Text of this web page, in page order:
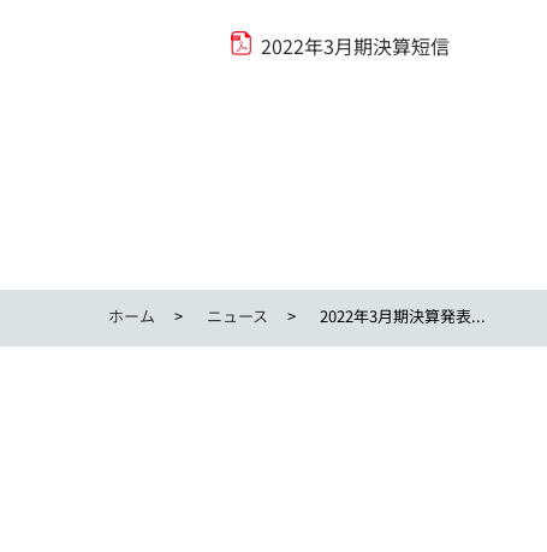
2022年3月期決算短信
ホーム ニュース 2022年3月期決算発表...